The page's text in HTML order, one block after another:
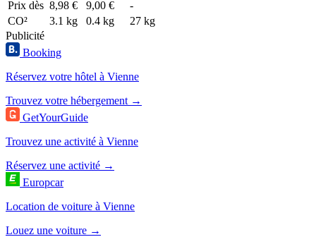
Prix dès 8,98 € 9,00 €
-
CO²
3.1 kg 0.4 kg
27 kg
Publicité
Booking
Réservez votre hôtel à Vienne
Trouvez votre hébergement →
GetYourGuide
Trouvez une activité à Vienne
Réservez une activité →
Europcar
Location de voiture à Vienne
Louez une voiture →